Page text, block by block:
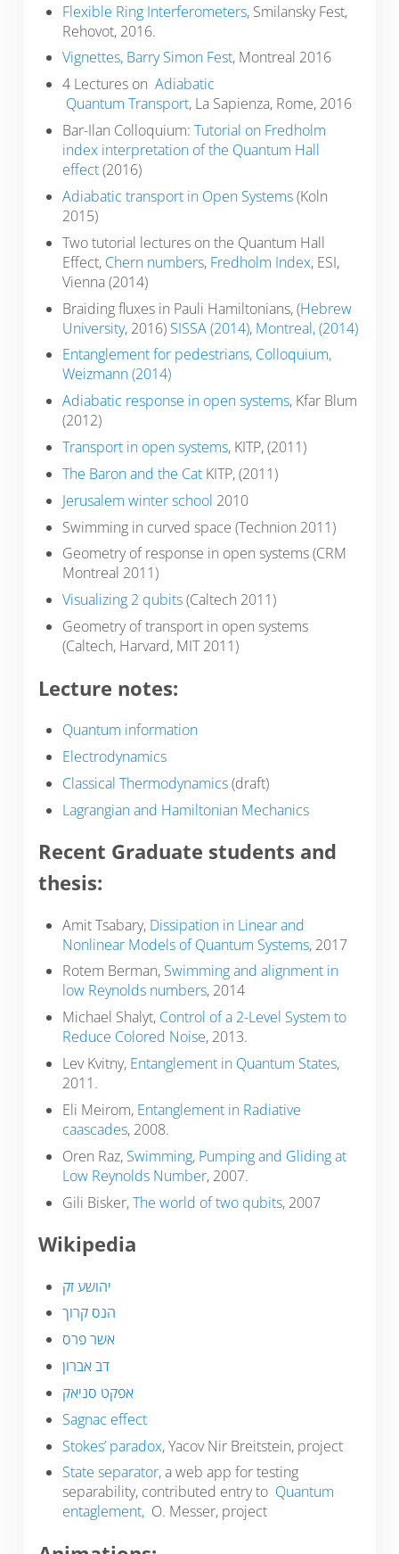
Flexible Ring Interferometers, Smilansky Fest,
Rehovot, 2016.
Vignettes, Barry Simon Fest, Montreal 2016
4 Lectures on Adiabatic
Quantum Transport, La Sapienza, Rome, 2016
Bar-Ilan Colloquium:Tutorial on Fredholm
index interpretation of the Quantum Hall
effect(2016)
Adiabatic transport in Open Systems(Koln
2015)
Two tutorial lectures on the Quantum Hall
Effect, Chern numbers, Fredholm Index, ESI,
Vienna (2014)
Braiding fluxes in Pauli Hamiltonians, (Hebrew
University, 2016) SISSA (2014), Montreal, (2014)
Entanglement for pedestrians, Colloquium,
Weizmann (2014)
Adiabatic response in open systems, Kfar Blum
(2012)
Transport in open systems, KITP, (2011)
The Baron and the Cat KITP, (2011)
Jerusalem winter school 2010
Swimming in curved space (Technion 2011)
Geometry of response in open systems (CRM
Montreal 2011)
Visualizing 2 qubits(Caltech 2011)
Geometry of transport in open systems
(Caltech, Harvard, MIT 2011)
Lecture notes:
Quantum information
Electrodynamics
Classical Thermodynamics(draft)
Lagrangian and Hamiltonian Mechanics
Recent Graduate students and
thesis:
Amit Tsabary, Dissipation in Linear and
Nonlinear Models of Quantum Systems, 2017
Rotem Berman, Swimming and alignment in
low Reynolds numbers, 2014
Michael Shalyt, Control of a 2-Level System to
Reduce Colored Noise, 2013.
Lev Kvitny, Entanglement in Quantum States,
2011.
Eli Meirom, Entanglement in Radiative
caascades, 2008.
Oren Raz, Swimming, Pumping and Gliding at
Low Reynolds Number, 2007.
Gili Bisker,The world of two qubits, 2007
Wikipedia
יהושע זק
הנס קרוך
אשר פרס
דב אברון
אפקט סניאק
Sagnac effect
Stokes’ paradox, Yacov Nir Breitstein, project
State separator,a web app for testing
separability, contributed entry to Quantum
entaglement, O. Messer, project